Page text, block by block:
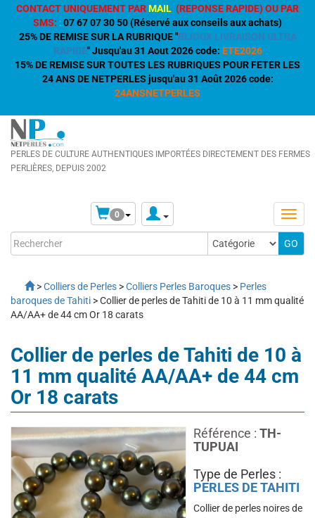
CONTACT UNIQUEMENT PARMAIL (REPONSE RAPIDE) OU PAR
SMS: :07 67 07 30 50 (Réservé aux conseils aux achats)
25% DE REMISE SUR LA RUBRIQUE "BIJOUX LIVRAISON ULTRA
RAPIDE" Jusqu'au 31 Aout 2026 code: ETE2026
15% DE REMISE SUR TOUTES LES RUBRIQUES POUR FETER LES
24 ANS DE NETPERLES jusqu'au 31 Août 2026 code:
24ANSNETPERLES
PERLES DE CULTURE AUTHENTIQUES IMPORTÉES DIRECTEMENT DES FERMES
PERLIÈRES, DEPUIS 2002
0
>Colliers de Perles >Colliers Perles Baroques > Perles
baroques de Tahiti > Collier de perles de Tahiti de 10 à 11 mm qualité
AA/AA+ de 44 cm Or 18 carats
Collier de perles de Tahiti de 10 à
11 mm qualité AA/AA+ de 44 cm
Or 18 carats
Référence : TH-
TUPUAI
Type de Perles :
PERLES DE TAHITI
Collier de perles noires de